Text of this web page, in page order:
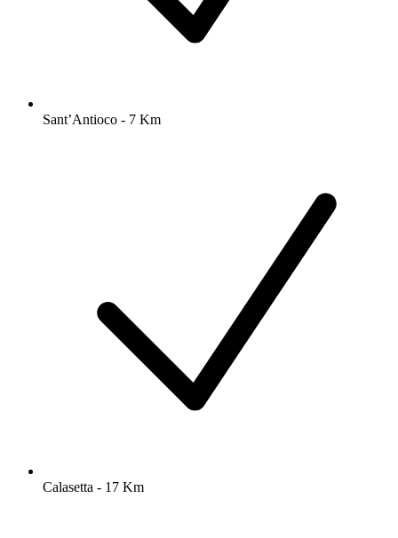
Sant’Antioco - 7 Km
Calasetta - 17 Km